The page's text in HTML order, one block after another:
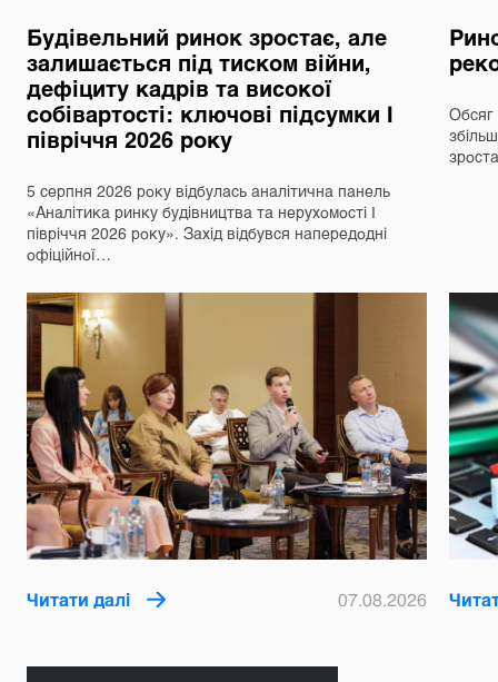
Будівельний ринок зростає, але
залишається під тиском війни,
дефіциту кадрів та високої
собівартості: ключові підсумки І
півріччя 2026 року
5 серпня 2026 року відбулась аналітична панель
«Аналітика ринку будівництва та нерухомості І
півріччя 2026 року». Захід відбувся напередодні
офіційної…
Читати далі 07.08.2026
Обсяг